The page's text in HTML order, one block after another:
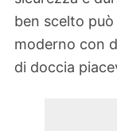
ben scelto
moderno con
di doccia